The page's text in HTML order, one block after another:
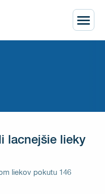
lacnejšie lieky
liekov pokutu 146